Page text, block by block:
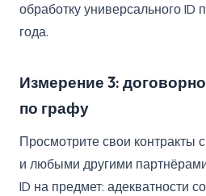
обработку универсального ID
года.
Измерение 3:
по графу
Просмотрите свои контракты с
и любыми другими
ID на предмет: адекватности